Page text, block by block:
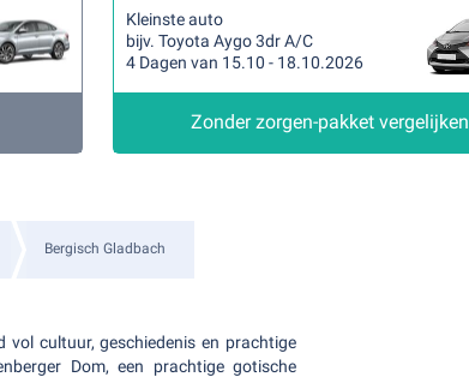
Kleinste auto
bijv. Toyota Aygo 3dr A/C
4 Dagen van 15.10 - 18.10.2026
Zonder zorgen-pakket vergelijken
Bergisch Gladbach
vol cultuur, geschiedenis en prachtige
Dom, een prachtige gotische